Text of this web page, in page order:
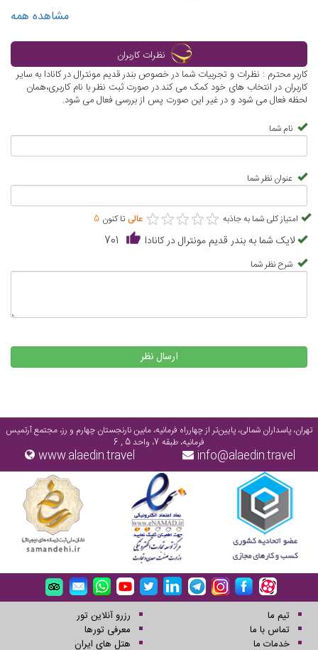
مشاهده همه
نظرات کاربران
کاربر محترم : نظرات و تجربیات شما در خصوص بندر قدیم مونترال در کانادا به سایر
کاربران در انتخاب های خود کمک می کند.در صورت ثبت نظر با نام کاربری،همان
لحظه فعال می شود و در غیر این صورت پس از بررسی فعال می شود.
نام شما
عنوان نظر شما
امتیاز کلی شما به جاذبه ★★★★★
★★★★★ عالی تا کنون 5
لایک شما به بندر قدیم مونترال در کانادا 701
شرح نظر شما
ارسال نظر
تهران، پاسداران شمالی، پایین‌تر از چهارراه فرمانیه، مابین نارنجستان چهارم و رز، مجتمع آرتمیس
فرمانیه، طبقه 7، واحد 5 , 6
info@alaedin.travel
www.alaedin.travel
تیم ما
تماس با ما
خدمات ما
رزرو آنلاین تور
معرفی تورها
هتل های ایران